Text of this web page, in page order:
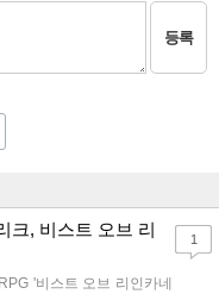
등록
크, 비스트 오브 리
'비스트 오브 리인카네
1